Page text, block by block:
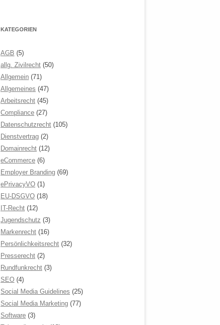
KATEGORIEN
AGB (5)
allg. Zivilrecht (50)
Allgemein (71)
Allgemeines (47)
Arbeitsrecht (45)
Compliance (27)
Datenschutzrecht (105)
Dienstvertrag (2)
Domainrecht (12)
eCommerce (6)
Employer Branding (69)
ePrivacyVO (1)
EU-DSGVO (18)
IT-Recht (12)
Jugendschutz (3)
Markenrecht (16)
Persönlichkeitsrecht (32)
Presserecht (2)
Rundfunkrecht (3)
SEO (4)
Social Media Guidelines (25)
Social Media Marketing (77)
Software (3)